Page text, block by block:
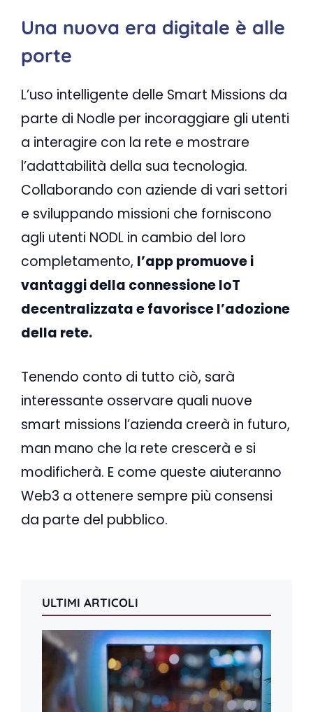
Una nuova era digitale è alle
porte
L’uso intelligente delle Smart Missions da
parte di Nodle per incoraggiare gli utenti
a interagire con la rete e mostrare
l’adattabilità della sua tecnologia.
Collaborando con aziende di vari settori
e sviluppando missioni che forniscono
agli utenti NODL in cambio del loro
completamento, l’app promuove i
vantaggi della connessione IoT
decentralizzata e favorisce l’adozione
della rete.
Tenendo conto di tutto ciò, sarà
interessante osservare quali nuove
smart missions l’azienda creerà in futuro,
man mano che la rete crescerà e si
modificherà. E come queste aiuteranno
Web3 a ottenere sempre più consensi
da parte del pubblico.
ULTIMI ARTICOLI